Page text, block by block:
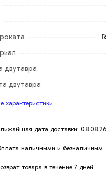
двутавра
двутавра
характеристики
дата доставки: 08.08.26
наличными и безналичным
товара в течение 7 дней